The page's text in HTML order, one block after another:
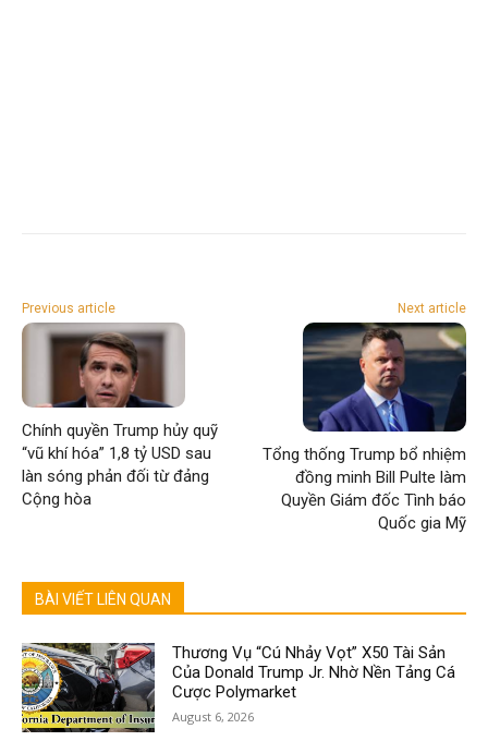
Previous article
Chính quyền Trump hủy quỹ
“vũ khí hóa” 1,8 tỷ USD sau
làn sóng phản đối từ đảng
Cộng hòa
Next article
Tổng thống Trump bổ nhiệm
đồng minh Bill Pulte làm
Quyền Giám đốc Tình báo
Quốc gia Mỹ
BÀI VIẾT LIÊN QUAN
Thương Vụ “Cú Nhảy Vọt” X50 Tài Sản
Của Donald Trump Jr. Nhờ Nền Tảng Cá
Cược Polymarket
August 6, 2026